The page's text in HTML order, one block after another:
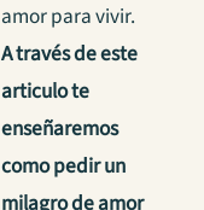
amor para vivir.
A través de este
articulo te
enseñaremos
como pedir un
milagro de amor